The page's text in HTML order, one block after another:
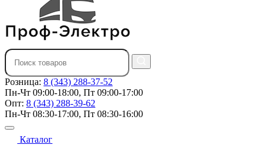
Розница: 8 (343) 288-37-52
Пн-Чт 09:00-18:00, Пт 09:00-17:00
Опт: 8 (343) 288-39-62
Пн-Чт 08:30-17:00, Пт 08:30-16:00
Каталог